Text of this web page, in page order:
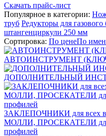
Скачать прайс-лист
Популярное в категории:
труб Редукторы для газового
штангенциркули 250 мм
Сортировка: По ценеПо
АВТОИНСТРУМЕНТ
ДОПОЛНИТЕЛЬНЫЙ
ЗАКЛЕПОЧНИКИ для всех
МОЛЛИ, ПРОСЕКАТЕЛИ для
профилей